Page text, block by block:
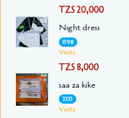
TZS 20,000
Night dress
1598
Visits
TZS 8,000
saa za kike
3335
Visits